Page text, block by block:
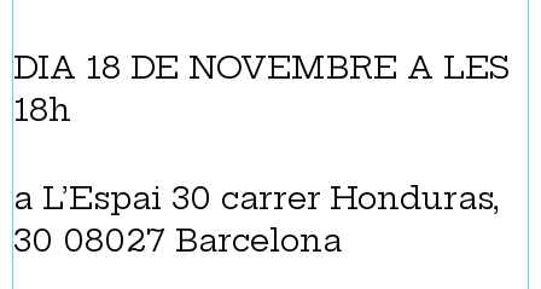
DIA 18 DE NOVEMBRE A LES
18h
a L’Espai 30 carrer Honduras,
30 08027 Barcelona